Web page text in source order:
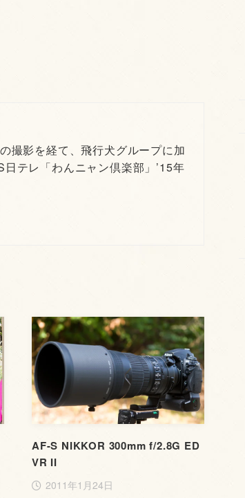
撮影を経て、飛行犬グループに加
テレ「わんニャン倶楽部」’15年
AF-S NIKKOR 300mm f/2.8G ED
VR II
2011年1月24日